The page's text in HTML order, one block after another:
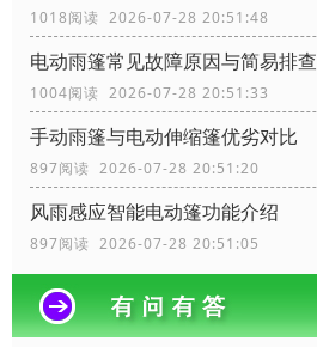
1018阅读 2026-07-28 20:51:48
电动雨篷常见故障原因与简易排查
1004阅读 2026-07-28 20:51:33
手动雨篷与电动伸缩篷优劣对比
897阅读 2026-07-28 20:51:20
风雨感应智能电动篷功能介绍
897阅读 2026-07-28 20:51:05